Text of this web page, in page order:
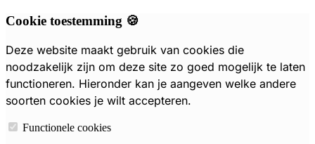
Cookie toestemming 🍪
Deze website maakt gebruik van cookies die
noodzakelijk zijn om deze site zo goed mogelijk te laten
functioneren. Hieronder kan je aangeven welke andere
soorten cookies je wilt accepteren.
Functionele cookies